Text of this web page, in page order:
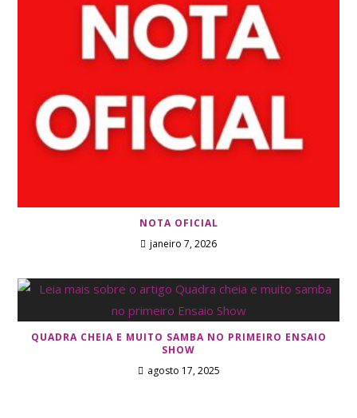
NOTA OFICIAL
janeiro 7, 2026
QUADRA CHEIA E MUITO SAMBA NO PRIMEIRO ENSAIO
SHOW
agosto 17, 2025